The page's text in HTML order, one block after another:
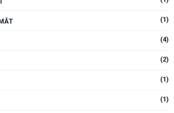
(1)
(4)
(2)
(1)
(1)